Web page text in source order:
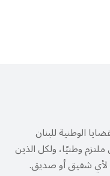
الوطنية للبنان
وطنيًا، ولكل الذين
لأي شقيق أو صديق.